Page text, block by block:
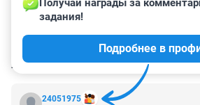
КОММЕНТАРИИ 4
24051975
Получай награды за
задания!
Подробнее в